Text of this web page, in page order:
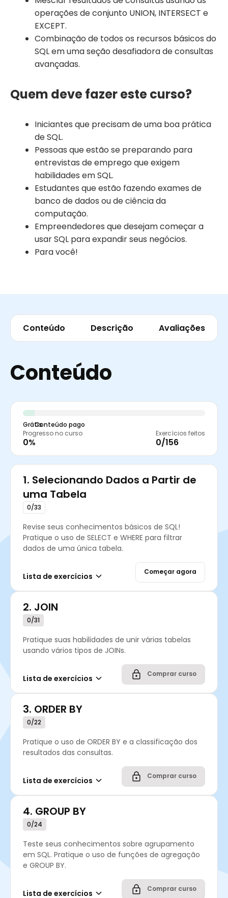
operações de conjunto UNION, INTERSECT e
EXCEPT.
Combinação de todos os recursos básicos do
SQL em uma seção desafiadora de consultas
avançadas.
Quem deve fazer este curso?
Iniciantes que precisam de uma boa prática
de SQL.
Pessoas que estão se preparando para
entrevistas de emprego que exigem
habilidades em SQL.
Estudantes que estão fazendo exames de
banco de dados ou de ciência da
computação.
Empreendedores que desejam começar a
usar SQL para expandir seus negócios.
Para você!
Conteúdo Descrição Avaliações
Conteúdo
GrátisConteúdo pago
Progresso no curso
0%
Exercícios feitos
0/156
1. Selecionando Dados a Partir de
uma Tabela
0/33
Revise seus conhecimentos básicos de SQL!
Pratique o uso de SELECT e WHERE para filtrar
dados de uma única tabela.
Lista de exercícios Começar agora
2. JOIN
0/31
Pratique suas habilidades de unir várias tabelas
usando vários tipos de JOINs.
Lista de exercícios Comprar curso
3. ORDER BY
0/22
Pratique o uso de ORDER BY e a classificação dos
resultados das consultas.
Lista de exercícios Comprar curso
4. GROUP BY
0/24
Teste seus conhecimentos sobre agrupamento
em SQL. Pratique o uso de funções de agregação
e GROUP BY.
Lista de exercícios Comprar curso